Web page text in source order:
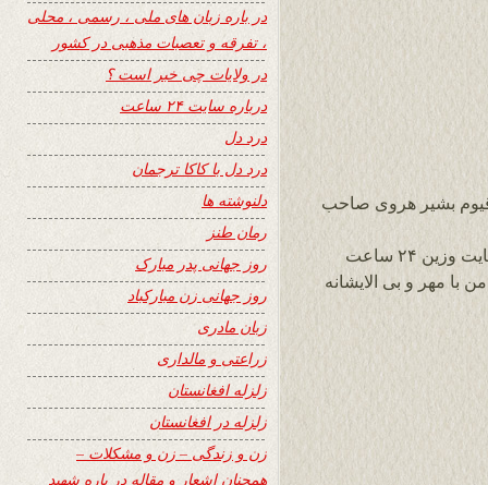
قیوم بشیر هروی صاحب
۲۴ ساعت
مهر و بی الایشانه
در باره زبان های ملی ، رسمی ، محلی
، تفرقه و تعصبات مذهبی در کشور
در ولایات چی خبر است ؟
درباره سایت ۲۴ ساعت
درد دل
درد دل با کاکا ترجمان
دلنوشته ها
رمان طنز
روز جهانی پدر مبارک
روز جهانی زن مبارکباد
زبان مادری
زراعتی و مالداری
زلزله افغانستان
زلزله در افغانستان
زن و زندگی – زن و مشکلات –
همچنان اشعار و مقاله در باره شهید